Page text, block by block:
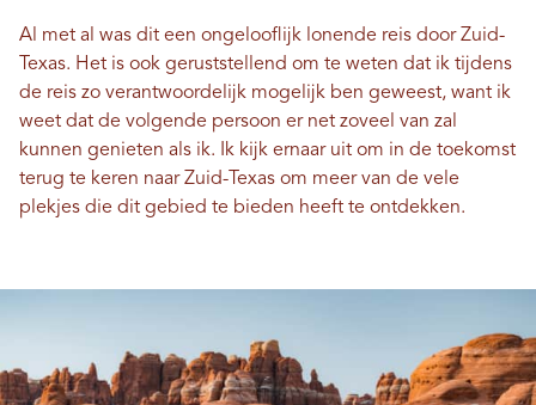
Al met al was dit een ongelooflijk lonende reis door Zuid-
Texas. Het is ook geruststellend om te weten dat ik tijdens
de reis zo verantwoordelijk mogelijk ben geweest, want ik
weet dat de volgende persoon er net zoveel van zal
kunnen genieten als ik. Ik kijk ernaar uit om in de toekomst
terug te keren naar Zuid-Texas om meer van de vele
plekjes die dit gebied te bieden heeft te ontdekken.